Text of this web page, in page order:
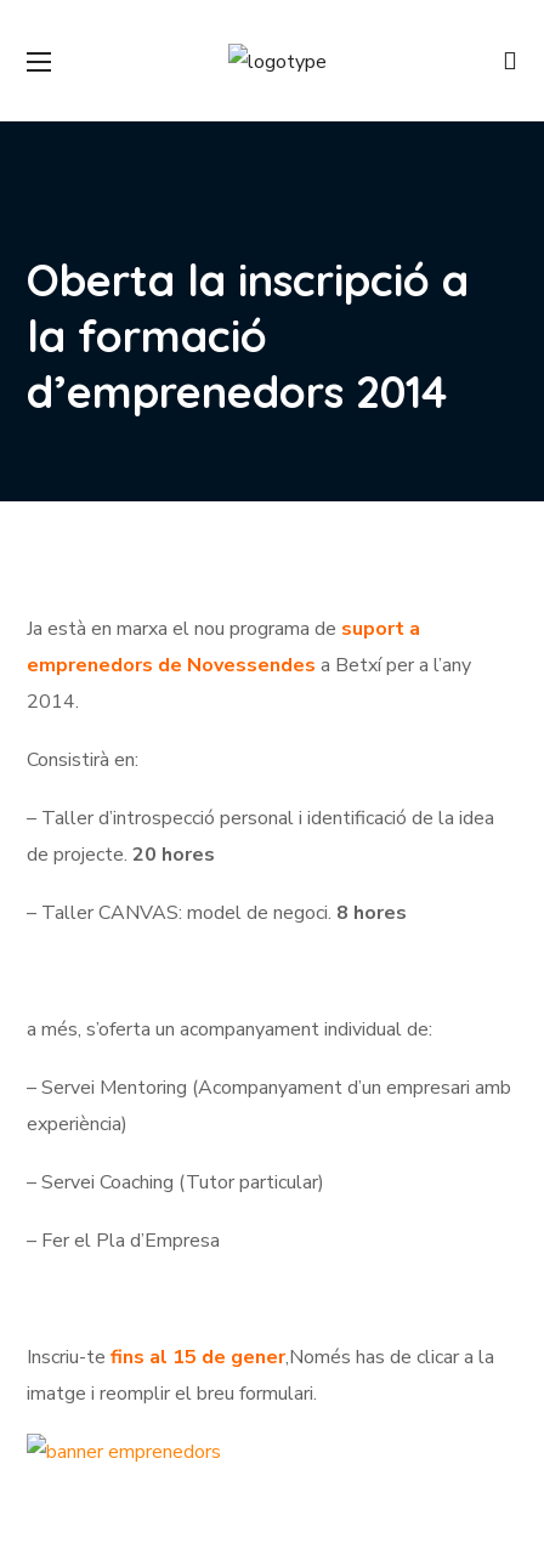
Oberta la inscripció a
la formació
d’emprenedors 2014
Ja està en marxa el nou programa de suport a
emprenedors de Novessendes a Betxí per a l’any
2014.
Consistirà en:
– Taller d’introspecció personal i identificació de la idea
de projecte.20 hores
– Taller CANVAS: model de negoci. 8 hores
a més, s’oferta un acompanyament individual de:
– Servei Mentoring (Acompanyament d’un empresari amb
experiència)
– Servei Coaching (Tutor particular)
– Fer el Pla d’Empresa
Inscriu-tefins al 15 de gener,Només has de clicar a la
imatge i reomplir el breu formulari.